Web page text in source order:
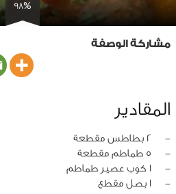
98%
مشاركة الوصفة
المقادير
‏-
2 بطاطس مقطعة
‏-
5 طماطم مقطعة
‏-
1 كوب عصير طماطم
‏-
1 بصل مقطع